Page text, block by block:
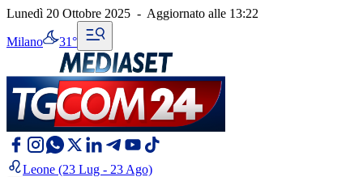
Lunedì 20 Ottobre 2025 - Aggiornato alle 13:22
Milano 31°
Leone (23 Lug - 23 Ago)